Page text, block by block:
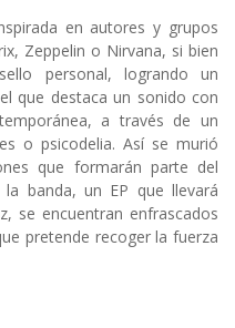
en autores y grupos
Zeppelin o Nirvana, si bien
personal, logrando un
que destaca un sonido con
a través de un
o psicodelia. Así se murió
que formarán parte del
banda, un EP que llevará
se encuentran enfrascados
pretende recoger la fuerza